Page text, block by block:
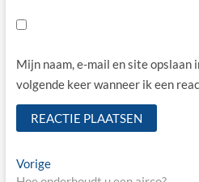
Mijn naam, e-mail en site opslaan
volgende keer wanneer ik een
Bericht
VorigeVorige